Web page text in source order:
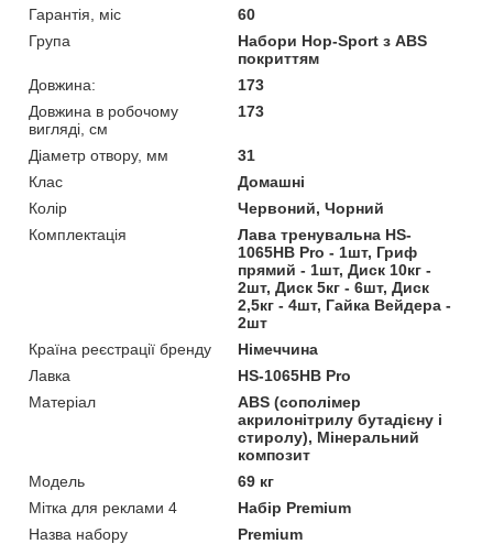
Гарантія, міс
60
Група
Набори Hop-Sport з ABS
покриттям
Довжина:
173
Довжина в робочому
вигляді, см
173
Діаметр отвору, мм
31
Клас
Домашні
Колір
Червоний, Чорний
Комплектація
Лава тренувальна HS-
1065HB Pro - 1шт, Гриф
прямий - 1шт, Диск 10кг -
2шт, Диск 5кг - 6шт, Диск
2,5кг - 4шт, Гайка Вейдера -
2шт
Країна реєстрації бренду
Німеччина
Лавка
HS-1065HB Pro
Матеріал
ABS (сополімер
акрилонітрилу бутадієну і
стиролу), Мінеральний
композит
Мoдель
69 кг
Мітка для реклами 4
Набір Premium
Назва набору
Premium